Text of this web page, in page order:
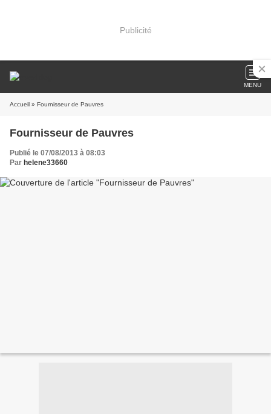
Publicité
MENU
Accueil » Fournisseur de Pauvres
Fournisseur de Pauvres
Publié le 07/08/2013 à 08:03
Par helene33660